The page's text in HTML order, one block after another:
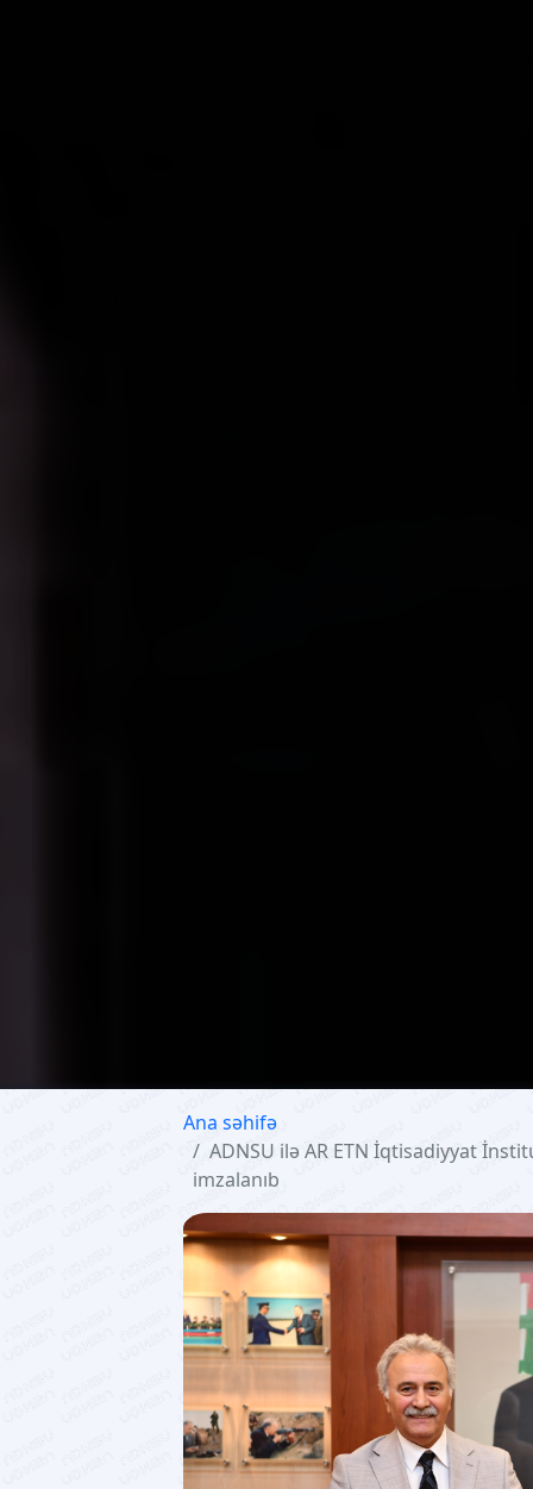
Ana səhifə
ADNSU ilə AR ETN İqtisadiyyat
imzalanıb